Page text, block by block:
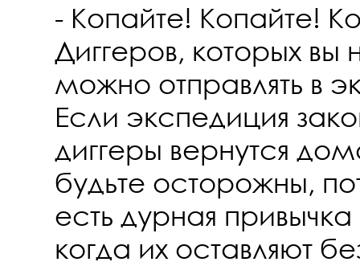
- Копайте! Копайте!
Диггеров, которых вы
можно отправлять в
Если экспедиция
диггеры вернутся
будьте осторожны,
есть дурная
когда их оставляют